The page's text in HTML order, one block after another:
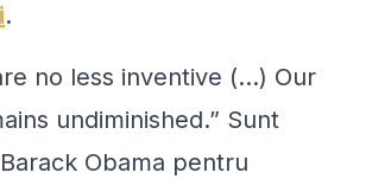
.
no less inventive (…) Our
undiminished.” Sunt
Obama pentru